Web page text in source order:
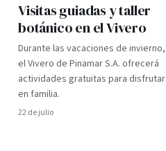
Visitas guiadas y taller
botánico en el Vivero
Durante las vacaciones de invierno,
el Vivero de Pinamar S.A. ofrecerá
actividades gratuitas para disfrutar
en familia.
22 de julio